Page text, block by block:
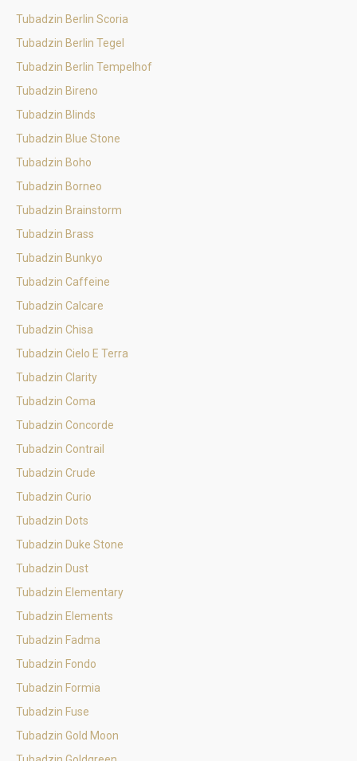
Tubadzin Berlin Scoria
Tubadzin Berlin Tegel
Tubadzin Berlin Tempelhof
Tubadzin Bireno
Tubadzin Blinds
Tubadzin Blue Stone
Tubadzin Boho
Tubadzin Borneo
Tubadzin Brainstorm
Tubadzin Brass
Tubadzin Bunkyo
Tubadzin Caffeine
Tubadzin Calcare
Tubadzin Chisa
Tubadzin Cielo E Terra
Tubadzin Clarity
Tubadzin Coma
Tubadzin Concorde
Tubadzin Contrail
Tubadzin Crude
Tubadzin Curio
Tubadzin Dots
Tubadzin Duke Stone
Tubadzin Dust
Tubadzin Elementary
Tubadzin Elements
Tubadzin Fadma
Tubadzin Fondo
Tubadzin Formia
Tubadzin Fuse
Tubadzin Gold Moon